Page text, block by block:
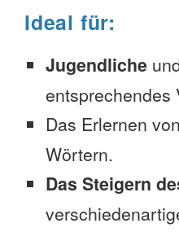
Ideal für:
Jugendliche
entsprechendes
Das Erlernen von
Wörtern.
Das Steigern